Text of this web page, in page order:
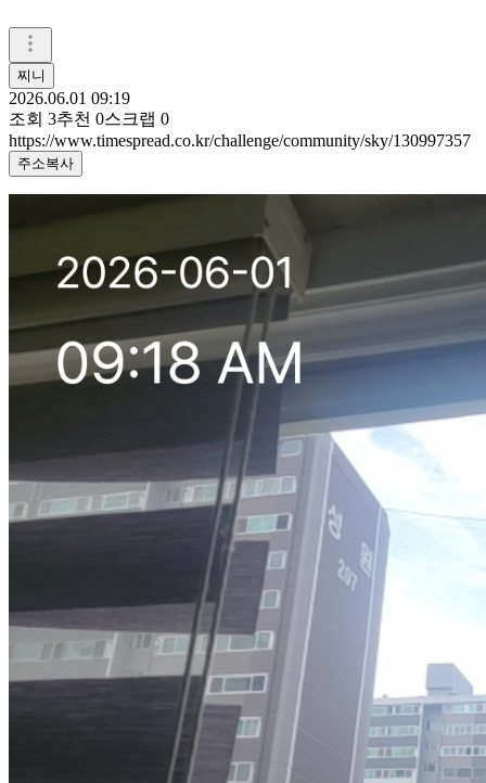
찌니
2026.06.01 09:19
조회 3추천 0스크랩 0
https://www.timespread.co.kr/challenge/community/sky/130997357
주소복사